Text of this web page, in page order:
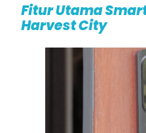
Fitur Utama
Harvest City